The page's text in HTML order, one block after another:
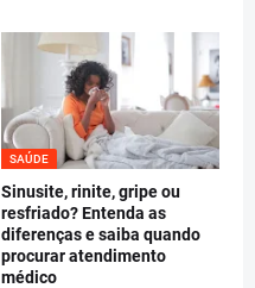
SAÚDE
Sinusite, rinite, gripe ou
resfriado? Entenda as
diferenças e saiba quando
procurar atendimento
médico